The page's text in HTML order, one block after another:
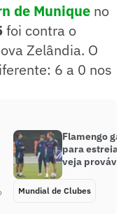
de Munique no
foi contra o
Zelândia. O
6 a 0 nos
Flamengo
para estreia
veja provável
Mundial de Clubes